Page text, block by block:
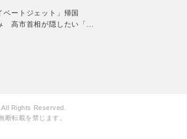
ートジェット」帰国
高市首相が隠したい「...
Rights Reserved.
断転載を禁じます。